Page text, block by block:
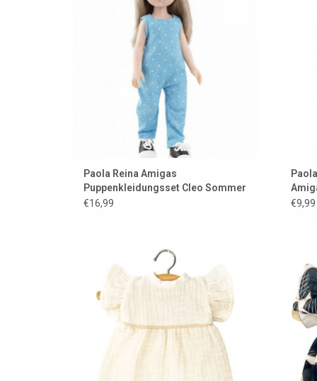
Paola Reina Amigas
Puppenkleidungsset Cleo Sommer
€16,99
€9,99
Puppenkleid für Amigas-Puppen der
französischen Marke Minikane
ZUM WARENKORB HINZUFÜGEN